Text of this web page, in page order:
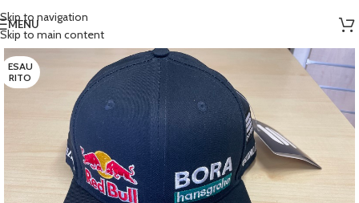
Skip to navigation
Skip to main content
MENU
ESAU
RITO